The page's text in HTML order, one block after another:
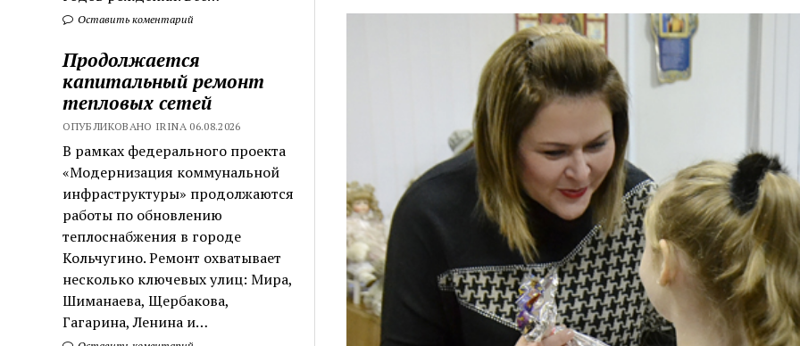
Оставить коментарий
Продолжается
капитальный ремонт
тепловых сетей
ОПУБЛИКОВАНО IRINA 06.08.2026
В рамках федерального проекта
«Модернизация коммунальной
инфраструктуры» продолжаются
работы по обновлению
теплоснабжения в городе
Кольчугино. Ремонт охватывает
несколько ключевых улиц: Мира,
Шиманаева, Щербакова,
Гагарина, Ленина и…